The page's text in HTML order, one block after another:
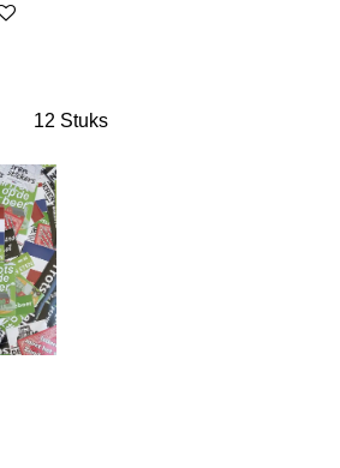
12 Stuks